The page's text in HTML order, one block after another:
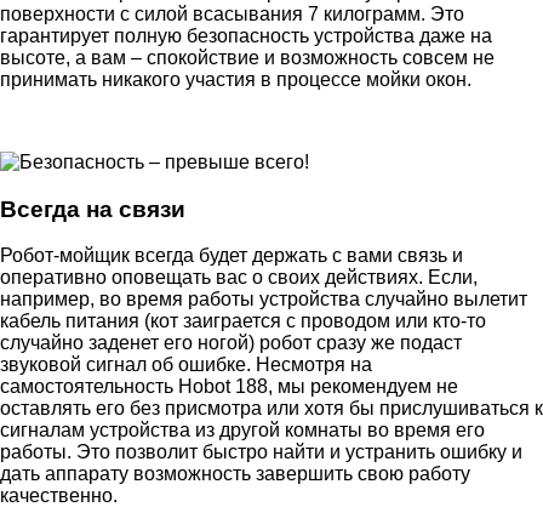
поверхности с силой всасывания 7 килограмм. Это
гарантирует полную безопасность устройства даже на
высоте, а вам – спокойствие и возможность совсем не
принимать никакого участия в процессе мойки окон.
Всегда на связи
Робот-мойщик всегда будет держать с вами связь и
оперативно оповещать вас о своих действиях. Если,
например, во время работы устройства случайно вылетит
кабель питания (кот заиграется с проводом или кто-то
случайно заденет его ногой) робот сразу же подаст
звуковой сигнал об ошибке. Несмотря на
самостоятельность Hobot 188, мы рекомендуем не
оставлять его без присмотра или хотя бы прислушиваться к
сигналам устройства из другой комнаты во время его
работы. Это позволит быстро найти и устранить ошибку и
дать аппарату возможность завершить свою работу
качественно.